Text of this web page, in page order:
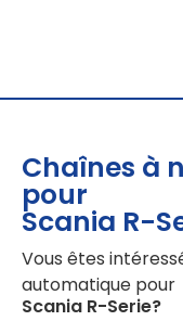
Chaînes à
pour
Scania R-
Vous êtes
automatique pour
Scania R-Serie?